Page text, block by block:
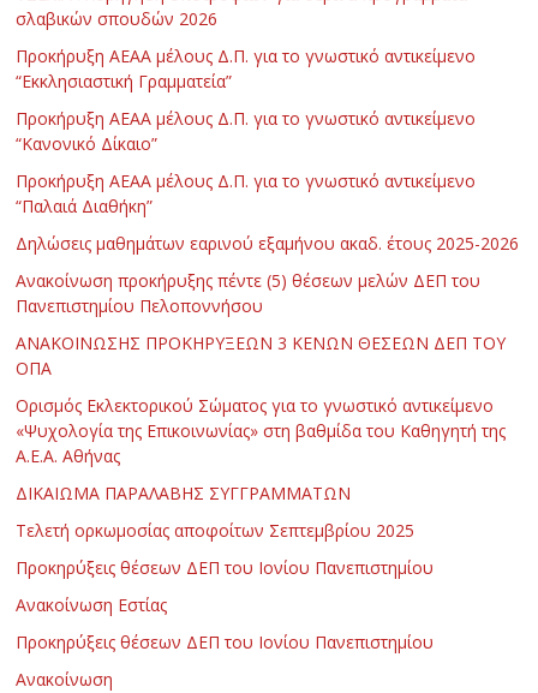
σλαβικών σπουδών 2026
Προκήρυξη ΑΕΑΑ μέλους Δ.Π. για το γνωστικό αντικείμενο
“Εκκλησιαστική Γραμματεία”
Προκήρυξη ΑΕΑΑ μέλους Δ.Π. για το γνωστικό αντικείμενο
“Κανονικό Δίκαιο”
Προκήρυξη ΑΕΑΑ μέλους Δ.Π. για το γνωστικό αντικείμενο
“Παλαιά Διαθήκη”
Δηλώσεις μαθημάτων εαρινού εξαμήνου ακαδ. έτους 2025-2026
Ανακοίνωση προκήρυξης πέντε (5) θέσεων μελών ΔΕΠ του
Πανεπιστημίου Πελοποννήσου
ΑΝΑΚΟΙΝΩΣΗΣ ΠΡΟΚΗΡΥΞΕΩΝ 3 ΚΕΝΩΝ ΘΕΣΕΩΝ ΔΕΠ ΤΟΥ
ΟΠΑ
Ορισμός Εκλεκτορικού Σώματος για το γνωστικό αντικείμενο
«Ψυχολογία της Επικοινωνίας» στη βαθμίδα του Καθηγητή της
Α.Ε.Α. Αθήνας
ΔΙΚΑΙΩΜΑ ΠΑΡΑΛΑΒΗΣ ΣΥΓΓΡΑΜΜΑΤΩΝ
Τελετή ορκωμοσίας αποφοίτων Σεπτεμβρίου 2025
Προκηρύξεις θέσεων ΔΕΠ του Ιονίου Πανεπιστημίου
Ανακοίνωση Εστίας
Προκηρύξεις θέσεων ΔΕΠ του Ιονίου Πανεπιστημίου
Ανακοίνωση